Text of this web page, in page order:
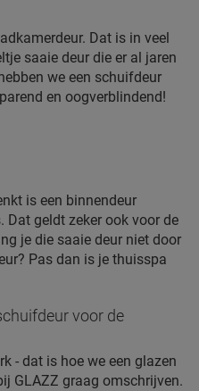
Dat is in veel
saaie deur die er al jaren
we een schuifdeur
en oogverblindend!
is een binnendeur
Dat geldt zeker ook voor de
je die saaie deur niet door
Pas dan is je thuisspa
voor de
- dat is hoe we een glazen
GLAZZ graag omschrijven.